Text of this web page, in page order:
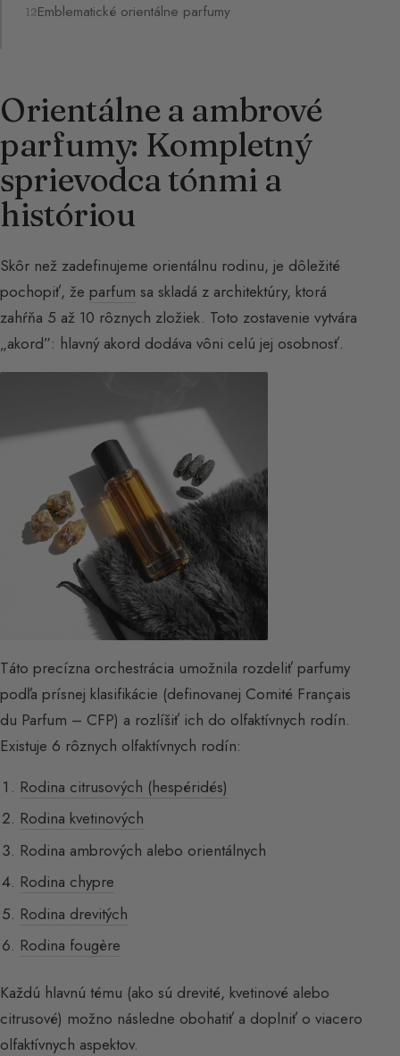
Emblematické orientálne parfumy
Orientálne a ambrové
parfumy: Kompletný
sprievodca tónmi a
históriou
Skôr než zadefinujeme orientálnu rodinu, je dôležité
pochopiť, že parfum sa skladá z architektúry, ktorá
zahŕňa 5 až 10 rôznych zložiek. Toto zostavenie vytvára
„akord”: hlavný akord dodáva vôni celú jej osobnosť.
Táto precízna orchestrácia umožnila rozdeliť parfumy
podľa prísnej klasifikácie (definovanej Comité Français
du Parfum – CFP) a rozlíšiť ich do olfaktívnych rodín.
Existuje 6 rôznych olfaktívnych rodín:
Rodina citrusových (hespéridés)
Rodina kvetinových
Rodina ambrových alebo orientálnych
Rodina chypre
Rodina drevitých
Rodina fougère
Každú hlavnú tému (ako sú drevité, kvetinové alebo
citrusové) možno následne obohatiť a doplniť o viacero
olfaktívnych aspektov.